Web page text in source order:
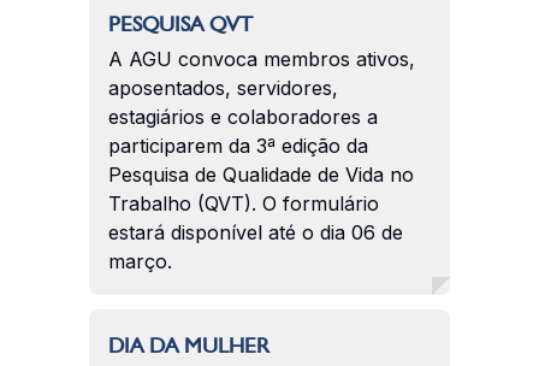
PESQUISA QVT
A AGU convoca membros ativos,
aposentados, servidores,
estagiários e colaboradores a
participarem da 3ª edição da
Pesquisa de Qualidade de Vida no
Trabalho (QVT). O formulário
estará disponível até o dia 06 de
março.
DIA DA MULHER